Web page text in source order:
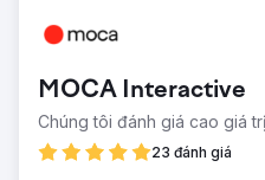
MOCA Interactive
Chúng tôi đánh giá cao giá
23 đánh giá